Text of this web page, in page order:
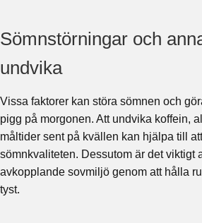
Sömnstörningar och
undvika
Vissa faktorer kan störa sömnen och
pigg på morgonen. Att undvika koffein,
måltider sent på kvällen kan hjälpa till
sömnkvaliteten. Dessutom är det viktigt
avkopplande sovmiljö genom att hålla
tyst.